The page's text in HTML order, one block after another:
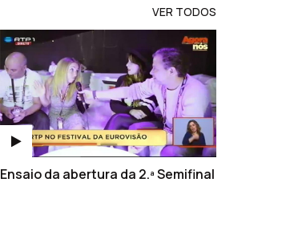
VER TODOS
Ensaio da abertura da 2.ª Semifinal